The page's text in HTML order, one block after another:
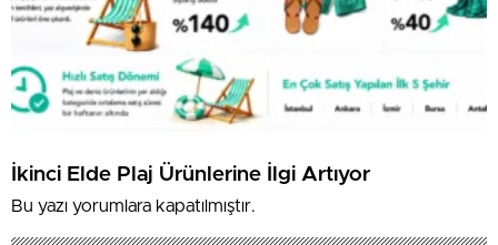
İkinci Elde Plaj Ürünlerine İlgi Artıyor
Bu yazı yorumlara kapatılmıştır.